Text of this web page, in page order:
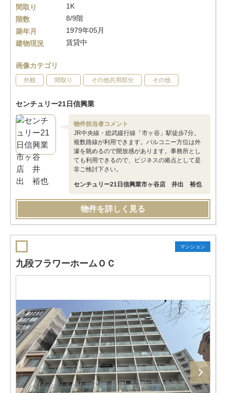
間取り
1K
階数
8/9階
築年月
1979年05月
建物現況
賃貸中
画像カテゴリ
外観 間取り その他共用部分 その他
センチュリー21日信興業
物件担当者コメント
JR中央線・総武緩行線「市ヶ谷」駅徒歩7分。
複数路線が利用できます。バルコニー方位は外
濠を眺めるので開放感があります。事務所とし
ても利用できるので、ビジネスの拠点として是
非ご検討下さい。
センチュリー21日信興業市ヶ谷店 井出 裕也
物件を詳しく見る
マンション
九段フラワーホームＯＣ